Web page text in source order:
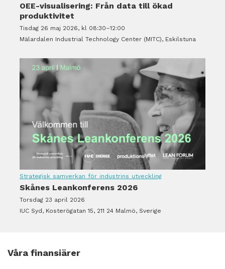
OEE-visualisering: Från data till ökad
produktivitet
Tisdag 26 maj 2026, kl 08:30–12:00
Mälardalen Industrial Technology Center (MITC), Eskilstuna
Strategisk samverkan för industrins utveckling
Skånes Leankonferens 2026
Torsdag 23 april 2026
IUC Syd, Kosterögatan 15, 211 24 Malmö, Sverige
Våra finansiärer